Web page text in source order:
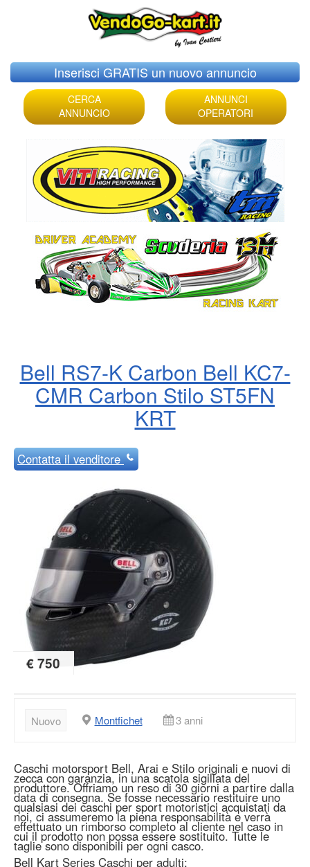
Skip
to
content
Inserisci GRATIS un nuovo annuncio
CERCA
ANNUNCIO
ANNUNCI
OPERATORI
Bell RS7-K Carbon Bell KC7-
CMR Carbon Stilo ST5FN
KRT
Contattail venditore
€ 750
Nuovo Montfichet 3 anni
Caschi motorsport Bell, Arai e Stilo originali e nuovi di
zecca con garanzia, in una scatola sigillata del
produttore. Offriamo un reso di 30 giorni a partire dalla
data di consegna. Se fosse necessario restituire uno
qualsiasi dei caschi per sport motoristici acquistati da
noi, ci assumeremo la piena responsabilità e verrà
effettuato un rimborso completo al cliente nel caso in
cui il prodotto non possa essere sostituito. Tutte le
taglie sono disponibili per ogni casco.
Bell Kart Series Caschi per adulti: